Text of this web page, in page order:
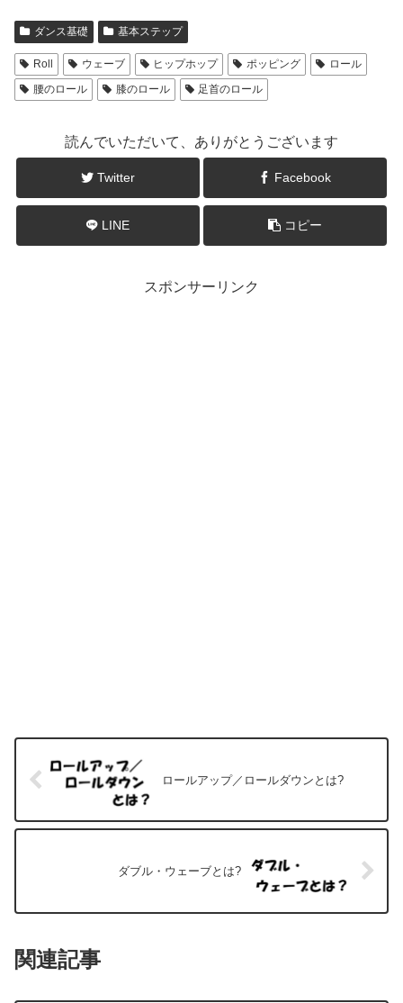
ダンス基礎 基本ステップ
Roll ウェーブ ヒップホップ ポッピング
ロール
腰のロール
膝のロール 足首のロール
読んでいただいて、ありがとうございます
Twitter Facebook
LINE コピー
スポンサーリンク
ロールアップ／ロールダウンとは?
ダブル・ウェーブとは?
関連記事